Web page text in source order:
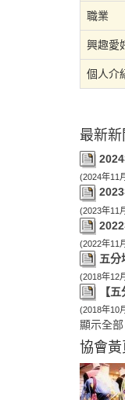
職業
興趣愛
個人介
最新新
(2024年11
(2023年11
(2022年11
五分
(2018年12
【
(2018年10
顯示全部
協會黃